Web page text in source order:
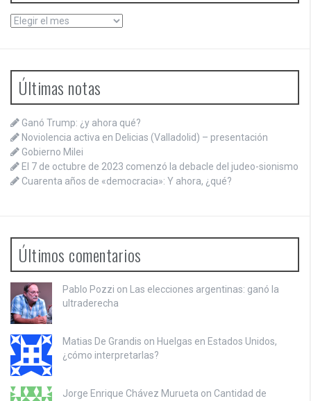
Archivos
Últimas notas
Ganó Trump: ¿y ahora qué?
Noviolencia activa en Delicias (Valladolid) – presentación
Gobierno Milei
El 7 de octubre de 2023 comenzó la debacle del judeo-sionismo
Cuarenta años de «democracia»: Y ahora, ¿qué?
Últimos comentarios
Pablo Pozzi on Las elecciones argentinas: ganó la
ultraderecha
Matias De Grandis on Huelgas en Estados Unidos,
¿cómo interpretarlas?
Jorge Enrique Chávez Murueta on Cantidad de